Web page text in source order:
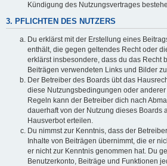
Kündigung des Nutzungsvertrages
3. PFLICHTEN DES NUTZERS
Du erklärst mit der Erstellung eines
enthält, die gegen geltendes Recht oder
erklärst insbesondere, dass du das Recht
Beiträgen verwendeten Links und Bilder
Der Betreiber des Boards übt das
diese Nutzungsbedingungen oder
Regeln kann der Betreiber dich nach
dauerhaft von der Nutzung dieses Boards
Hausverbot erteilen.
Du nimmst zur Kenntnis, dass der
Inhalte von Beiträgen übernimmt, die er
er nicht zur Kenntnis genommen hat. Du
Benutzerkonto, Beiträge und Funktionen